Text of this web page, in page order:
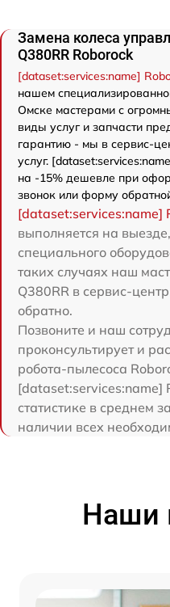
Замена колеса
Q380RR Roborock
[dataset:services:name]
нашем
Омске мастерами с
виды услуг и запчасти
гарантию - мы в сервис-
услуг.
на -15% дешевле при
звонок или форму
[dataset:services:name]
выполняется на
специального
таких случаях наш
Q380RR в сервис-
обратно.
Позвоните и наш
проконсультирует и
робота-пылесоса
[dataset:services:name]
статистике в среднем
наличии всех
Наши